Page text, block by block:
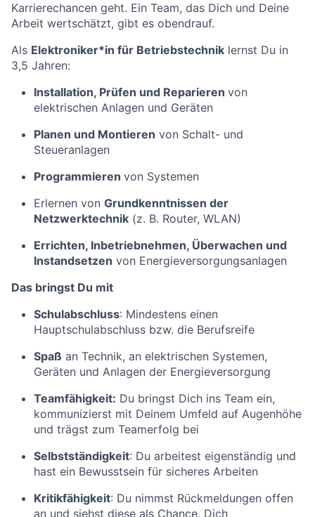
Karrierechancen geht. Ein Team, das Dich und Deine
Arbeit wertschätzt, gibt es obendrauf.
Als Elektroniker*in für Betriebstechnik lernst Du in
3,5 Jahren:
Installation, Prüfen und Reparieren von
elektrischen Anlagen und Geräten
Planen und Montieren von Schalt- und
Steueranlagen
Programmieren von Systemen
Erlernen von Grundkenntnissen der
Netzwerktechnik (z. B. Router, WLAN)
Errichten, Inbetriebnehmen, Überwachen und
Instandsetzen von Energieversorgungsanlagen
Das bringst Du mit
Schulabschluss: Mindestens einen
Hauptschulabschluss bzw. die Berufsreife
Spaß an Technik, an elektrischen Systemen,
Geräten und Anlagen der Energieversorgung
Teamfähigkeit: Du bringst Dich ins Team ein,
kommunizierst mit Deinem Umfeld auf Augenhöhe
und trägst zum Teamerfolg bei
Selbstständigkeit: Du arbeitest eigenständig und
hast ein Bewusstsein für sicheres Arbeiten
Kritikfähigkeit: Du nimmst Rückmeldungen offen
an und siehst diese als Chance, Dich